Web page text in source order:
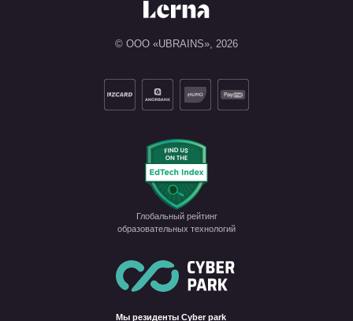
© ООО «UBRAINS», 2026
Глобальный рейтинг
образовательных технологий
Мы резиденты Cyber park